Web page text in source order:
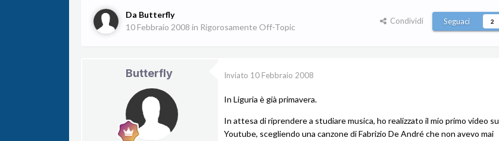
Da Butterfly
10 Febbraio 2008 in Rigorosamente Off-Topic
Condividi Seguaci 2
Butterfly Inviato 10 Febbraio 2008
In Liguria è già primavera.
In attesa di riprendere a studiare musica, ho realizzato il mio primo video su
Youtube, scegliendo una canzone di Fabrizio De André che non avevo mai